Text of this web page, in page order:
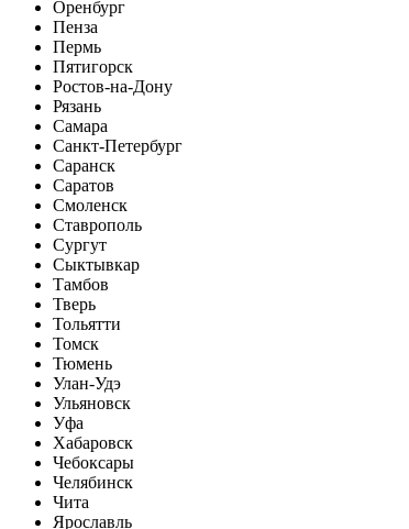
Оренбург
Пенза
Пермь
Пятигорск
Ростов-на-Дону
Рязань
Самара
Санкт-Петербург
Саранск
Саратов
Смоленск
Ставрополь
Сургут
Сыктывкар
Тамбов
Тверь
Тольятти
Томск
Тюмень
Улан-Удэ
Ульяновск
Уфа
Хабаровск
Чебоксары
Челябинск
Чита
Ярославль